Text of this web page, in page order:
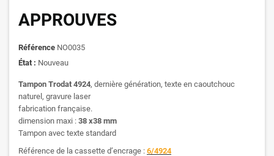
APPROUVES
Référence NO0035
État : Nouveau
Tampon Trodat 4924, dernière génération, texte en caoutchouc
naturel, gravure laser
fabrication française.
dimension maxi : 38 x38 mm
Tampon avec texte standard
Référence de la cassette d’encrage : 6/4924